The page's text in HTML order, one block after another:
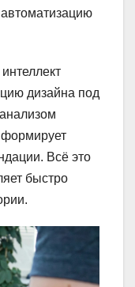
автоматизацию
дизайна под
формирует
Всё это
быстро